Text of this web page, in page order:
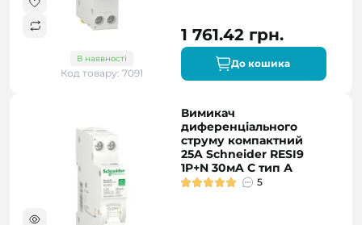
В наявності
Код товару: 7091
1 761.42 грн.
До кошика
Вимикач
диференціального
струму компактний
25A Schneider RESI9
1P+N 30мA C тип А
5